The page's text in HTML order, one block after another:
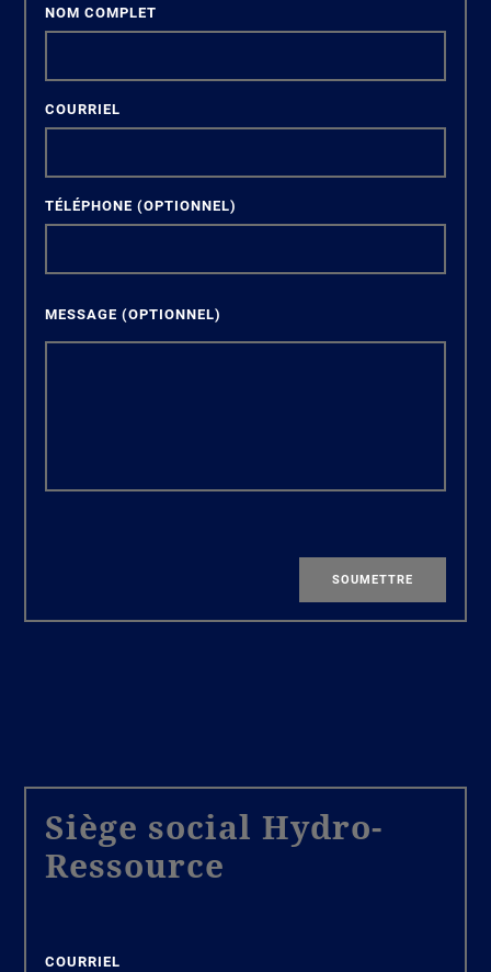
NOM COMPLET
COURRIEL
TÉLÉPHONE(OPTIONNEL)
MESSAGE(OPTIONNEL)
SOUMETTRE
Siège social Hydro-
Ressource
COURRIEL